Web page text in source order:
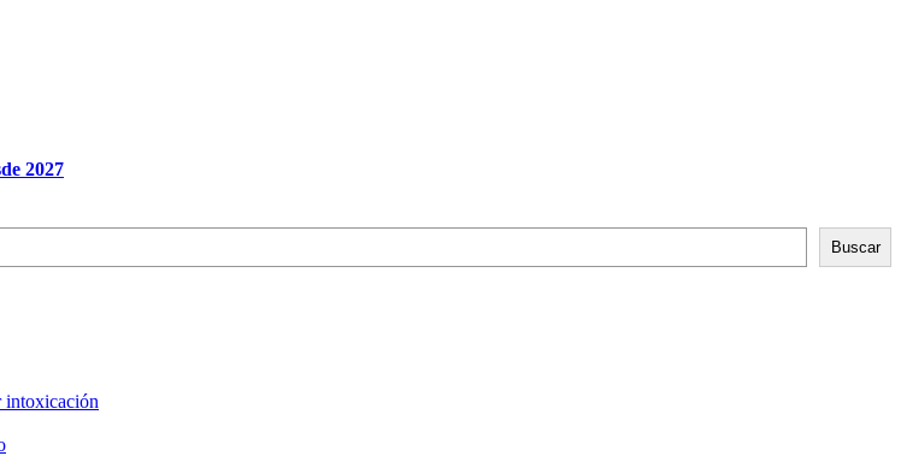
2027
Buscar
intoxicación